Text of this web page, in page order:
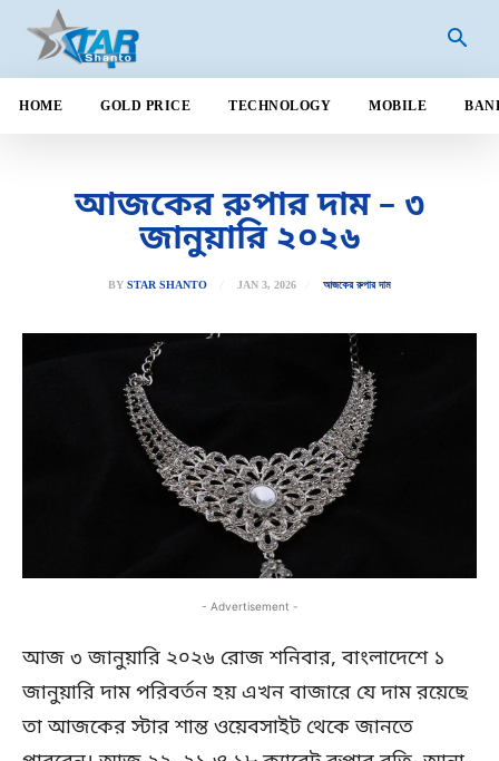
HOME GOLD PRICE TECHNOLOGY MOBILE
আজকের রুপার দাম – ৩
জানুয়ারি ২০২৬
BY STAR SHANTO JAN 3, 2026 আজকের রুপার দাম
- Advertisement -
আজ ৩ জানুয়ারি ২০২৬ রোজ শনিবার, বাংলাদেশে ১
জানুয়ারি দাম পরিবর্তন হয় এখন বাজারে যে দাম রয়েছে
তা আজকের স্টার শান্ত ওয়েবসাইট থেকে জানতে